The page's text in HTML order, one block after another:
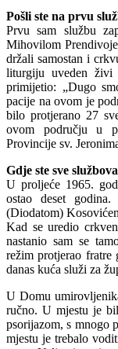
Pošli ste na prvu
Prvu sam službu
Mihovilom
držali samostan i
liturgiju uveden živi
primijetio: „Dugo
pacije na ovom je
bilo protjerano 27
ovom području u
Provincije sv.
Gdje ste sve
U proljeće 1965.
ostao deset
(Diodatom)
Kad se uredio
nastanio sam se
režim protjerao
danas kuća služi za
U Domu
ručno. U mjestu je
psorijazom, s mno­go
mjestu je trebalo